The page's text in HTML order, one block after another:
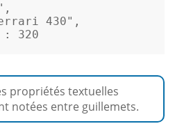
,
430" ,
: 320
propriétés textuelles
notées entre guillemets.